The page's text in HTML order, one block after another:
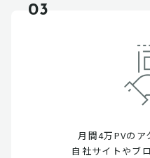
03
月間4万PVのア
自社サイトやブ